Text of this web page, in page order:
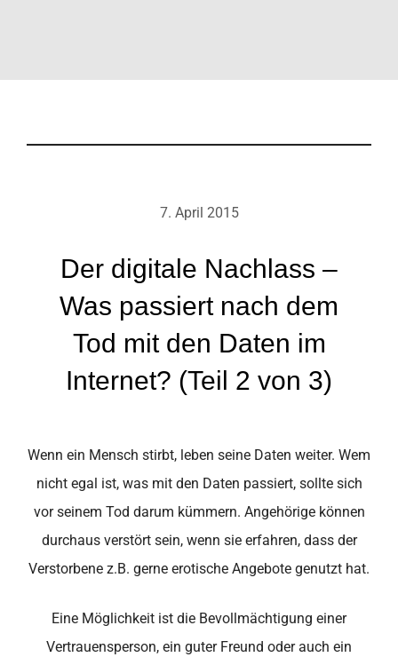
Der digitale Nachlass –
Was passiert nach dem
Tod mit den Daten im
Internet? (Teil 2 von 3)
7. April 2015
Wenn ein Mensch stirbt, leben seine Daten weiter. Wem
nicht egal ist, was mit den Daten passiert, sollte sich
vor seinem Tod darum kümmern. Angehörige können
durchaus verstört sein, wenn sie erfahren, dass der
Verstorbene z.B. gerne erotische Angebote genutzt hat.
Eine Möglichkeit ist die Bevollmächtigung einer
Vertrauensperson, ein guter Freund oder auch ein